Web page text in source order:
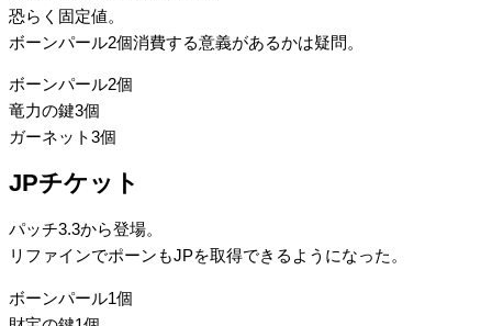
恐らく固定値。
ボーンパール2個消費する意義があるかは疑問。
ボーンパール2個
竜力の鍵3個
ガーネット3個
JPチケット
パッチ3.3から登場。
リファインでポーンもJPを取得できるようになった。
ボーンパール1個